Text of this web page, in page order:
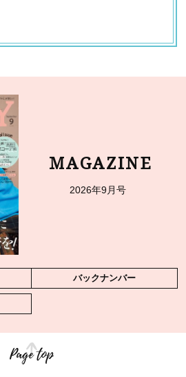
MAGAZINE
2026年9月号
バックナンバー
Page top